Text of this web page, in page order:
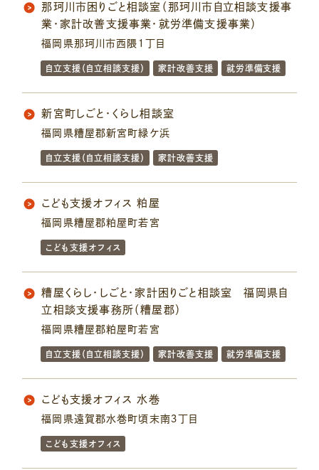
那珂川市困りごと相談室（那珂川市自立相談支援事
業・家計改善支援事業・就労準備支援事業）
福岡県那珂川市西隈１丁目
自立支援（自立相談支援） 家計改善支援 就労準備支援
新宮町しごと・くらし相談室
福岡県糟屋郡新宮町緑ケ浜
自立支援（自立相談支援） 家計改善支援
こども支援オフィス 粕屋
福岡県糟屋郡粕屋町若宮
こども支援オフィス
糟屋くらし・しごと・家計困りごと相談室 福岡県自
立相談支援事務所（糟屋郡）
福岡県糟屋郡粕屋町若宮
自立支援（自立相談支援） 家計改善支援 就労準備支援
こども支援オフィス 水巻
福岡県遠賀郡水巻町頃末南３丁目
こども支援オフィス